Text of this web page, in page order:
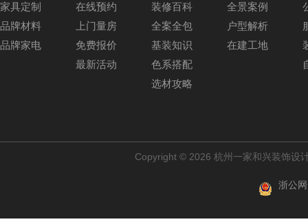
家具定制
品牌材料
品牌家电
在线预约
上门量房
免费报价
最新活动
装修百科
全案全包
基装知识
色系搭配
选材攻略
全景案例
户型解析
在建工地
Copyright © 2026 杭州一家和兴装饰设
浙公